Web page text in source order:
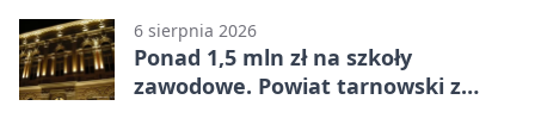
6 sierpnia 2026
Ponad 1,5 mln zł na szkoły
zawodowe. Powiat tarnowski z